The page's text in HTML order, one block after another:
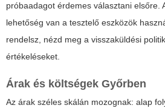
próbaadagot érdemes választani elsőre.
lehetőség van a tesztelő eszközök
rendelsz, nézd meg a visszaküldési
értékeléseket.
Árak és költségek Győrben
Az árak széles skálán mozognak: alap